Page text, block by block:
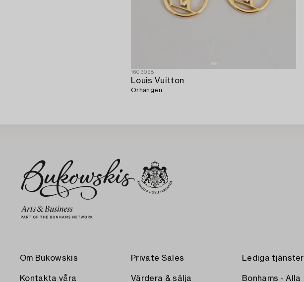
1603098
Louis Vuitton
Örhängen.
Om Bukowskis
Kontakta våra
Private Sales
Värdera & sälja
Lediga tjänster
Bonhams - Alla